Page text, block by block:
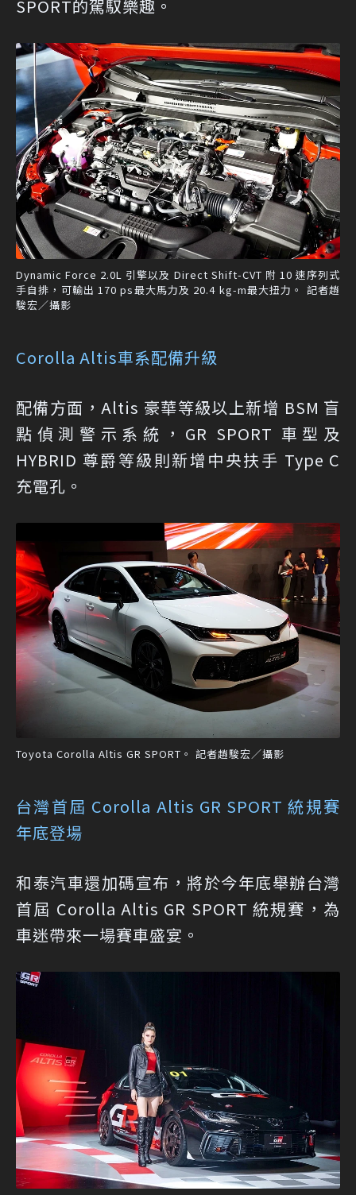
SPORT的駕馭樂趣。
Dynamic Force 2.0L 引擎以及 Direct Shift-CVT 附 10 速序列式
手自排，可輸出 170 ps最大馬力及 20.4 kg-m最大扭力。 記者趙
駿宏／攝影
Corolla Altis車系配備升級
配備方面，Altis 豪華等級以上新增 BSM 盲
點偵測警示系統，GR SPORT 車型及
HYBRID 尊爵等級則新增中央扶手 Type C
充電孔。
Toyota Corolla Altis GR SPORT。 記者趙駿宏／攝影
台灣首屆 Corolla Altis GR SPORT 統規賽
年底登場
和泰汽車還加碼宣布，將於今年底舉辦台灣
首屆 Corolla Altis GR SPORT 統規賽，為
車迷帶來一場賽車盛宴。